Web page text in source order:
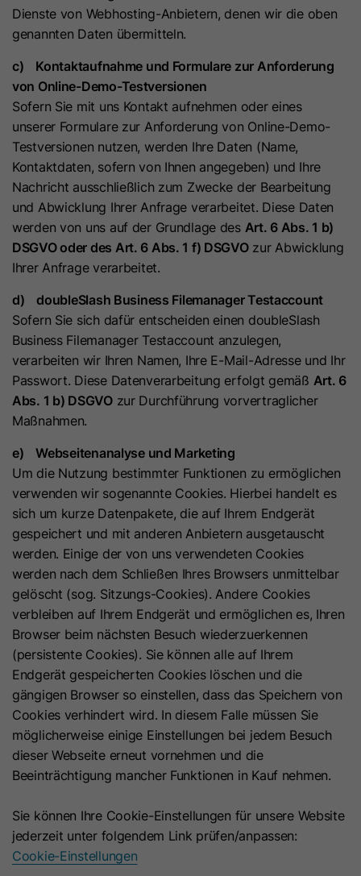
Dienste von Webhosting-Anbietern, denen wir die oben
genannten Daten übermitteln.
c) Kontaktaufnahme und Formulare zur Anforderung
von Online-Demo-Testversionen
Sofern Sie mit uns Kontakt aufnehmen oder eines
unserer Formulare zur Anforderung von Online-Demo-
Testversionen nutzen, werden Ihre Daten (Name,
Kontaktdaten, sofern von Ihnen angegeben) und Ihre
Nachricht ausschließlich zum Zwecke der Bearbeitung
und Abwicklung Ihrer Anfrage verarbeitet. Diese Daten
werden von uns auf der Grundlage des Art. 6 Abs. 1 b)
DSGVO oder des Art. 6 Abs. 1 f) DSGVOzur Abwicklung
Ihrer Anfrage verarbeitet.
d) doubleSlash Business Filemanager Testaccount
Sofern Sie sich dafür entscheiden einen doubleSlash
Business Filemanager Testaccount anzulegen,
verarbeiten wir Ihren Namen, Ihre E-Mail-Adresse und Ihr
Passwort. Diese Datenverarbeitung erfolgt gemäß Art. 6
Abs. 1 b) DSGVOzur Durchführung vorvertraglicher
Maßnahmen.
e) Webseitenanalyse und Marketing
Um die Nutzung bestimmter Funktionen zu ermöglichen
verwenden wir sogenannte Cookies. Hierbei handelt es
sich um kurze Datenpakete, die auf Ihrem Endgerät
gespeichert und mit anderen Anbietern ausgetauscht
werden. Einige der von uns verwendeten Cookies
werden nach dem Schließen Ihres Browsers unmittelbar
gelöscht (sog. Sitzungs-Cookies). Andere Cookies
verbleiben auf Ihrem Endgerät und ermöglichen es, Ihren
Browser beim nächsten Besuch wiederzuerkennen
(persistente Cookies). Sie können alle auf Ihrem
Endgerät gespeicherten Cookies löschen und die
gängigen Browser so einstellen, dass das Speichern von
Cookies verhindert wird. In diesem Falle müssen Sie
möglicherweise einige Einstellungen bei jedem Besuch
dieser Webseite erneut vornehmen und die
Beeinträchtigung mancher Funktionen in Kauf nehmen.
Sie können Ihre Cookie-Einstellungen für unsere Website
jederzeit unter folgendem Link prüfen/anpassen:
Cookie-Einstellungen
Zweck
Microsoft Clarity setzt dieses Cookie,
Browsers und die Einstellungen
exklusiv für diese Website zu
speichern. Dadurch wird
gewährleistet, dass Aktionen, die bei
späteren Besuchen derselben Website
durchgeführt werden, mit derselben
Benutzerkennung verknüpft werden.
Name _clsk
Anbieter
Laufzeit 1 Jahr
Zweck
Microsoft Clarity setzt dieses Cookie,
um die Seitenaufrufe eines Benutzers
zu speichern und in einer einzigen
Name SM
Anbieter .c.clarity.ms
Laufzeit Session
Zweck
Microsoft Clarity-Cookie setzt dieses
Cookie für die Synchronisierung der
MUID zwischen Microsoft-Domänen.
Name MR
Anbieter .c.bing.com
Laufzeit 7 Tage
verwendet, um Benutzerinformationen
für Analysezwecke zu sammeln.
denen ein Besucher eingewilligt hat.
Es enthält Daten zu diesen
Name hs_ab_test
Anbieter HubSpot
Laufzeit Es läuft am Ende der Sitzung ab
Zweck
Dieses Cookie wird verwendet, um
Besuchern stets die gleiche Version
einer A/B-Testseite anzuzeigen, die
bereits zuvor angezeigt wurde. Es
enthält die ID der A/B-Testseite und
die ID der für den Besucher
ausgewählten Variante.
Name id_key
Anbieter
Laufzeit 14 Tage
Zweck
Beim Besuch einer
passwortgeschützten Seite wird
dieses Cookie gesetzt, damit bei
künftigen Besuchen der Seite mit
demselben Browser keine
Anmeldung mehr erforderlich ist.
Der Cookie-Name ist für jede
passwortgeschützte Seite eindeutig.
Es enthält eine verschlüsselte
Version des Passworts, damit
zukünftige Besuche auf der Seite
nicht erneut das Passwort
verlangen.
Anbieter HubSpot
Laufzeit 30 Minuten